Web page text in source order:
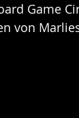
Game
von